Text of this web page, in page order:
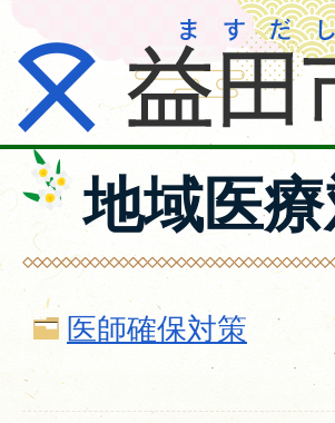
地域医
医師確保対策